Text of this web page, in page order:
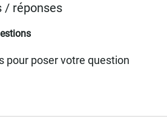
/ réponses
pour poser votre question